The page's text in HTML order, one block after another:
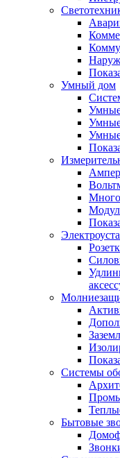
Умный дом
Системы
Бытовые